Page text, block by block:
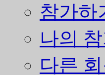
참가하
나의
다른